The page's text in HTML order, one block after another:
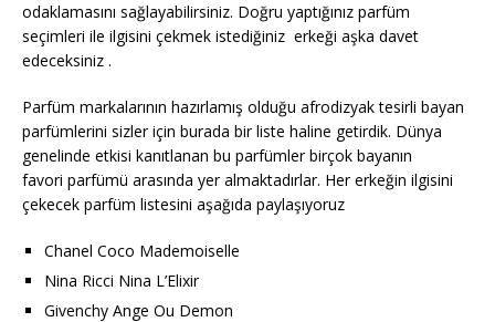
odaklamasını sağlayabilirsiniz. Doğru yaptığınız parfüm
seçimleri ile ilgisini çekmek istediğiniz erkeği aşka davet
edeceksiniz .
Parfüm markalarının hazırlamış olduğu afrodizyak tesirli bayan
parfümlerini sizler için burada bir liste haline getirdik. Dünya
genelinde etkisi kanıtlanan bu parfümler birçok bayanın
favori parfümü arasında yer almaktadırlar. Her erkeğin ilgisini
çekecek parfüm listesini aşağıda paylaşıyoruz
Chanel Coco Mademoiselle
Nina Ricci Nina L’Elixir
Givenchy Ange Ou Demon